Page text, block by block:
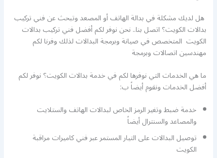
هل لديك مشكلة في بدالة الهاتف أو المصعد وتبحث عن فني تركيب
بدالات الكويت؟ اتصل بنا.. نحن نوفر لكم أفضل فني تركيب بدالات
الكويت المتخصص في صيانة وبرمجة البدالات لذلك وفرنا لكم
مهندسين اتصالات وبرمجة
ما هي الخدمات التي نوفرها لكم في خدمة بدالات الكويت؟ نوفر لكم
أفضل الخدمات ونقوم أيضاً ب:
خدمة ضبط وتغير الرمز الخاص لبدالات الهاتف والستلايت
والمصاعد والسنترال أيضاً
توصيل البدالات على التيار المستمر عبر فني كاميرات مراقبة
الكويت